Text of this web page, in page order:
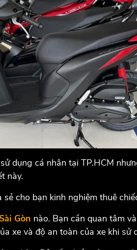
dụng cá nhân tại TP.HCM
này.
cho bạn kinh nghiệm thuê
Gòn nào. Bạn cần quan tâm
xe và độ an toàn của xe khi sử